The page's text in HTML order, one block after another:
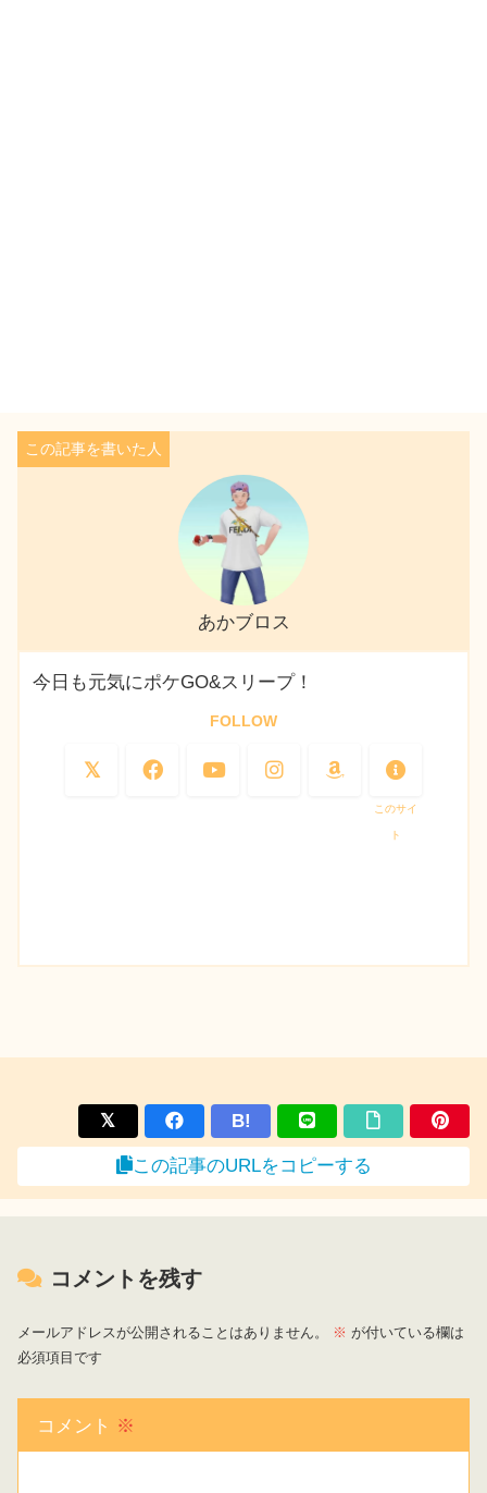
あかブロス
今日も元気にポケGO&スリープ！
FOLLOW
このサイ
ト
B!
この記事のURLをコピーする
コメントを残す
メールアドレスが公開されることはありません。 ※ が付いている欄は
必須項目です
コメント ※